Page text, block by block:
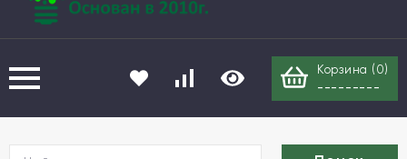
Корзина ( 0)
---------